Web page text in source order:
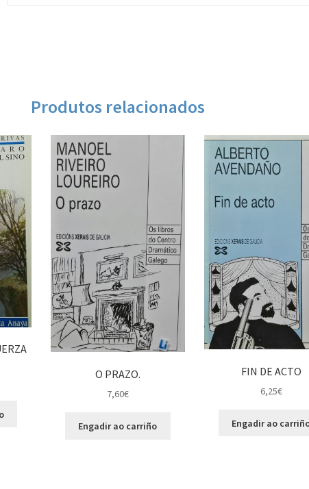
Produtos relacionados
O PRAZO.
7,60€
Engadir ao carriño
FIN DE ACTO
6,25€
Engadir ao